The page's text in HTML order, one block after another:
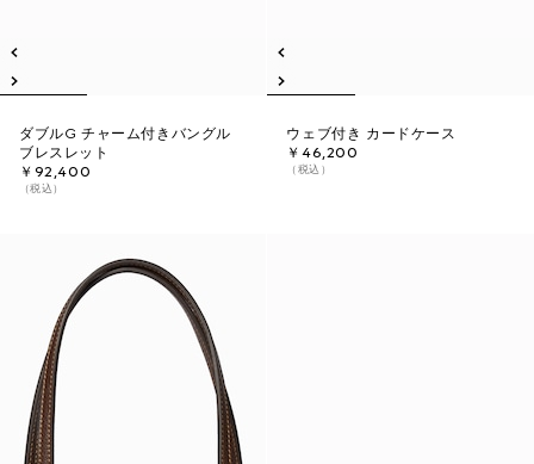
ダブルG チャーム付きバングル
ブレスレット
￥92,400
（税込）
ウェブ付き カードケース
￥46,200
（税込）